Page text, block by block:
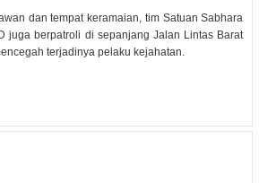
dan tempat keramaian, tim Satuan Sabhara
juga berpatroli di sepanjang Jalan Lintas Barat
terjadinya pelaku kejahatan.